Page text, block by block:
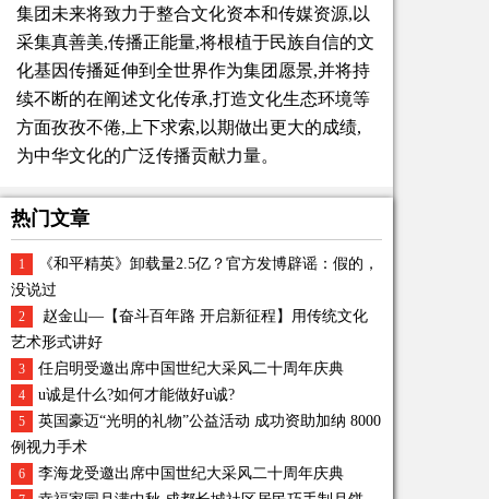
集团未来将致力于整合文化资本和传媒资源,以
采集真善美,传播正能量,将根植于民族自信的文
化基因传播延伸到全世界作为集团愿景,并将持
续不断的在阐述文化传承,打造文化生态环境等
方面孜孜不倦,上下求索,以期做出更大的成绩,
为中华文化的广泛传播贡献力量。
热门文章
1
《和平精英》卸载量2.5亿？官方发博辟谣：假的，
没说过
2
赵金山—【奋斗百年路 开启新征程】用传统文化
艺术形式讲好
3 任启明受邀出席中国世纪大采风二十周年庆典
4 u诚是什么?如何才能做好u诚?
5
英国豪迈“光明的礼物”公益活动 成功资助加纳 8000
例视力手术
6 李海龙受邀出席中国世纪大采风二十周年庆典